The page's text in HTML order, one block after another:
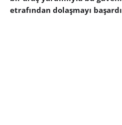
etrafından dolaşmayı